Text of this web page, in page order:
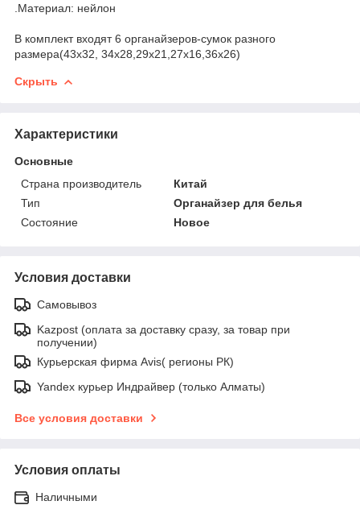
.Материал: нейлон
В комплект входят 6 органайзеров-сумок разного
размера(43х32, 34х28,29х21,27х16,36х26)
Скрыть
Характеристики
Основные
Страна производитель
Китай
Тип
Органайзер для белья
Состояние
Новое
Условия доставки
Самовывоз
Kazpost (оплата за доставку сразу, за товар при
получении)
Курьерская фирма Avis( регионы РК)
Yandex курьер Индрайвер (только Алматы)
Все условия доставки
Условия оплаты
Наличными